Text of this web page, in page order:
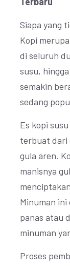
Siapa yang
Kopi
di seluruh
susu,
semakin
sedang
Es kopi
terbuat dari
gula aren.
manisnya
Minuman
panas atau
minuman
Proses